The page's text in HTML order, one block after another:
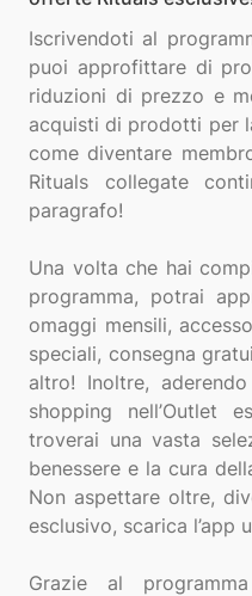
Iscrivendoti al
puoi approfittare di
riduzioni di prezzo e
acquisti di prodotti per
come diventare
Rituals collegate
paragrafo!
Una volta che hai
programma, potrai
omaggi mensili,
speciali, consegna
altro! Inoltre,
shopping nell’Outlet
troverai una vasta
benessere e la cura
Non aspettare oltre,
esclusivo, scarica l’app
Grazie al